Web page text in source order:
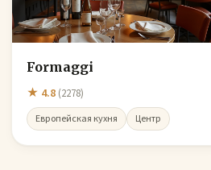
Formaggi
★ 4.8 (2278)
Европейская кухня Центр